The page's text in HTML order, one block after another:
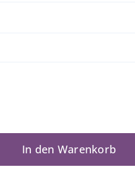
In den Warenkorb